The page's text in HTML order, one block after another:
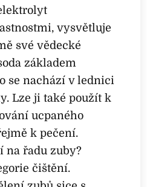
vysvětluje
své vědecké
základem
se nachází v lednici
Lze ji také použít k
ucpaného
k pečení.
na řadu zuby?
čištění.